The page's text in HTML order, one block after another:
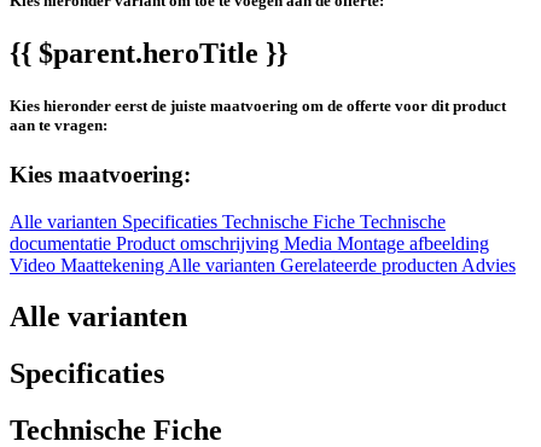
{{ $parent.heroTitle }}
Kies hieronder eerst de juiste maatvoering om de offerte voor dit product
aan te vragen:
Kies maatvoering:
Alle varianten Specificaties Technische Fiche Technische
documentatie Product omschrijving Media Montage afbeelding
Video Maattekening Alle varianten Gerelateerde producten Advies
Alle varianten
Specificaties
Technische Fiche